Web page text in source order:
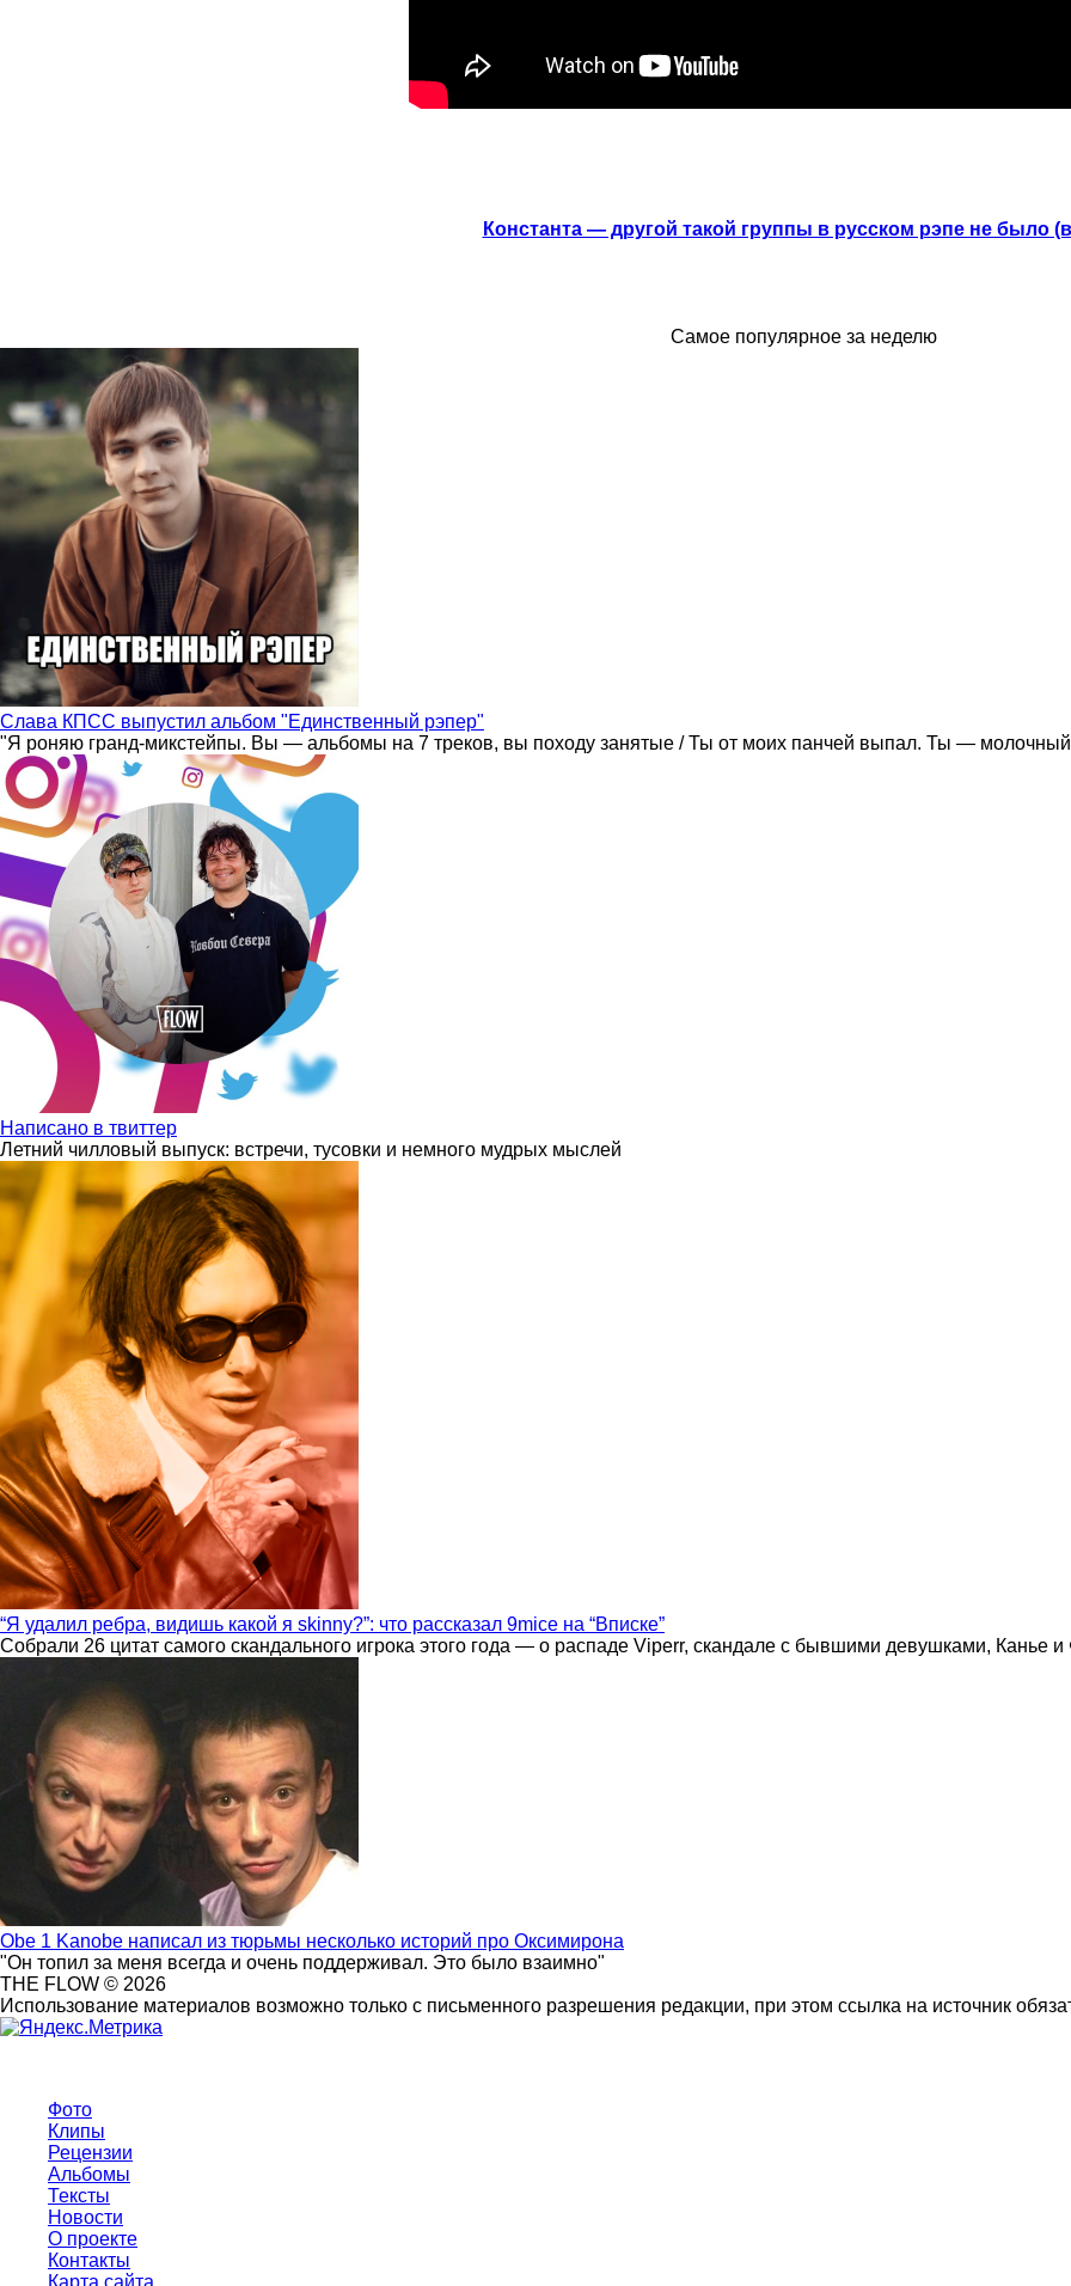
Константа — другой такой группы в русском рэпе не было
Самое популярное за неделю
Слава КПСС выпустил альбом "Единственный рэпер"
"Я роняю гранд-микстейпы. Вы — альбомы на 7 треков, вы походу занятые / Ты от моих панчей выпал. Ты —
Написано в твиттер
Летний чилловый выпуск: встречи, тусовки и немного мудрых мыслей
“Я удалил ребра, видишь какой я skinny?”: что рассказал 9mice на “Вписке”
Собрали 26 цитат самого скандального игрока этого года — о распаде Viperr, скандале с бывшими девушками, Канье
Obe 1 Kanobe написал из тюрьмы несколько историй про Оксимирона
"Он топил за меня всегда и очень поддерживал. Это было взаимно"
THE FLOW © 2026
Использование материалов возможно только с письменного разрешения редакции, при этом ссылка на источник
Фото
Клипы
Рецензии
Альбомы
Тексты
Новости
О проекте
Контакты
Карта сайта